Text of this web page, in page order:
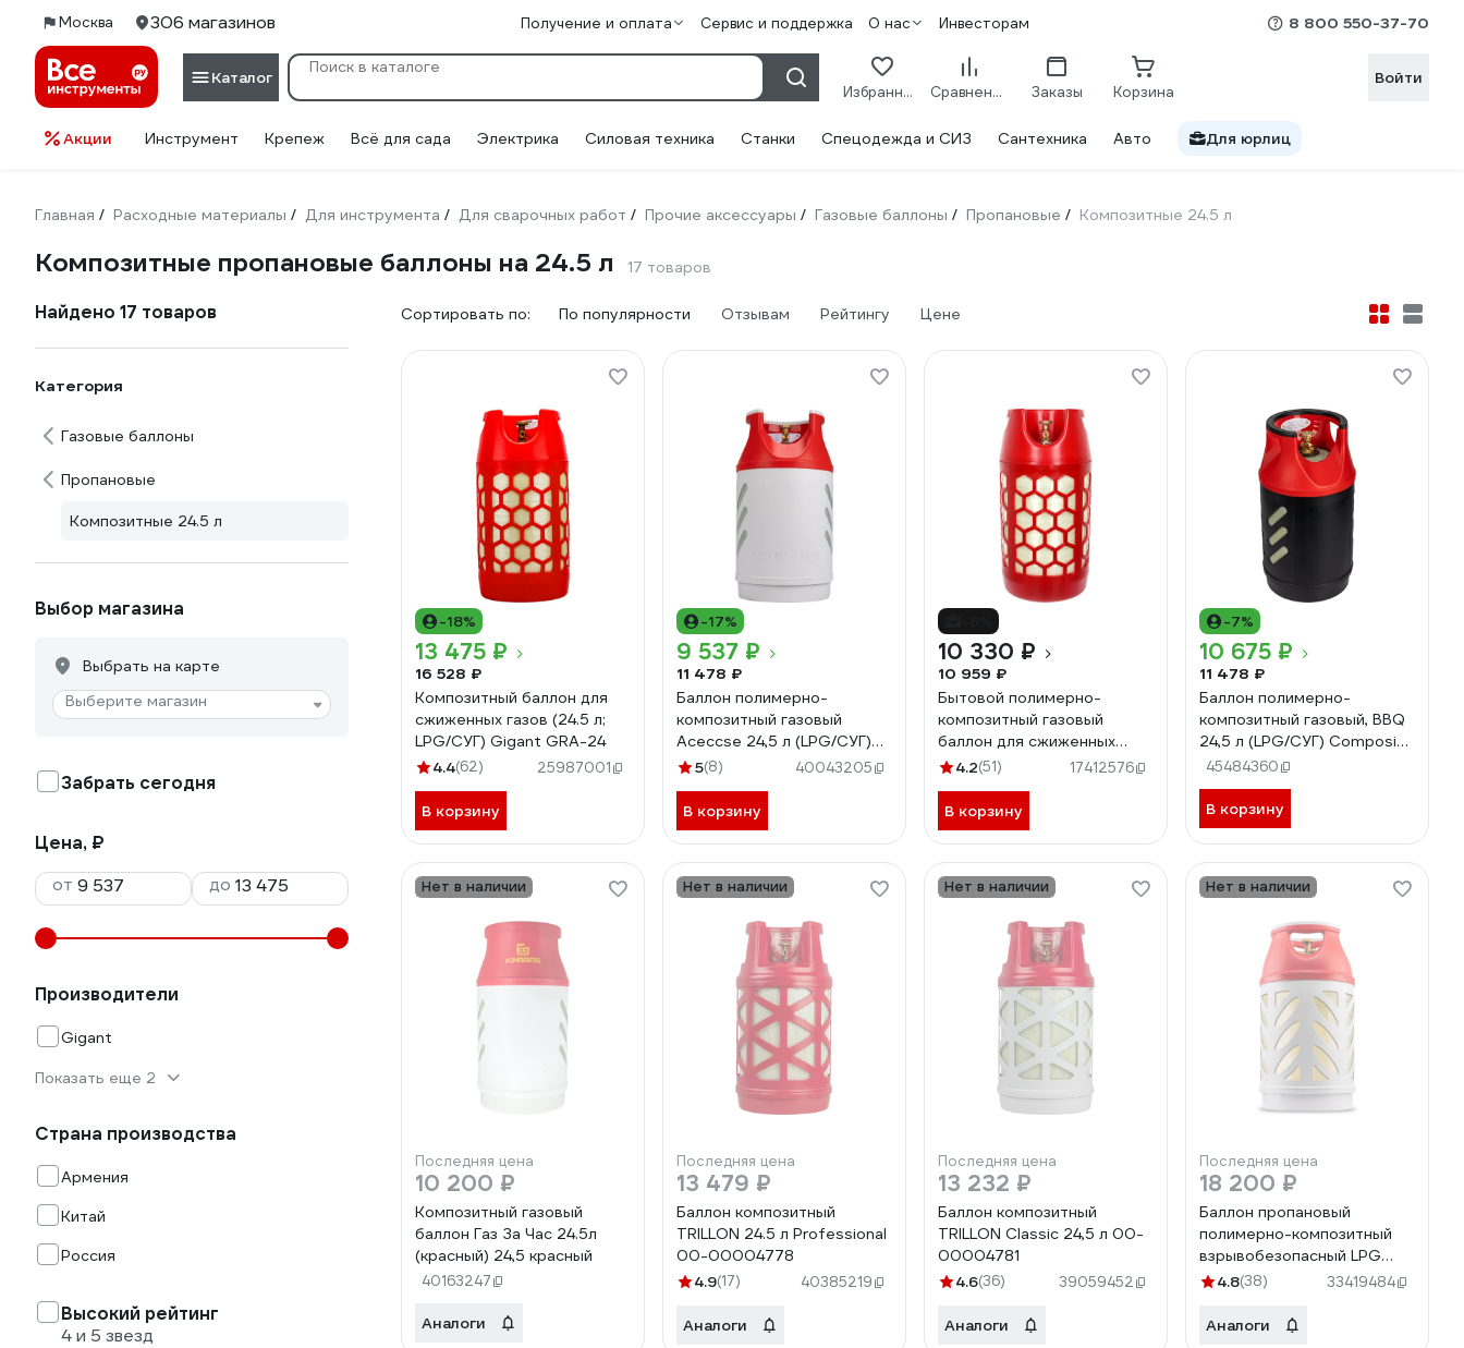
Москва 306 магазинов Получение и оплата Сервис и поддержка О нас Инвесторам 8 800 550-37-70
Каталог
Избранное Сравнение Заказы Корзина
Войти
Акции Инструмент Крепеж Всё для сада Электрика Силовая техника Станки Спецодежда и СИЗ Сантехника Авто Для юрлиц
Главная / Расходные материалы / Для инструмента / Для сварочных работ / Прочие аксессуары / Газовые баллоны / Пропановые / Композитные 24.5 л
Композитные пропановые баллоны на 24.5 л 17 товаров
Найдено 17 товаров
Категория
Газовые баллоны
Пропановые
Композитные 24.5 л
Выбор магазина
Выбрать на карте
Выберите магазин
Забрать сегодня
Цена, ₽
от
до
Производители
Gigant
Показать еще 2
Страна производства
Армения
Китай
Россия
Высокий рейтинг
4 и 5 звезд
Сортировать по: По популярности Отзывам Рейтингу Цене
-18%
13 475 ₽
16 528 ₽
Композитный баллон для
сжиженных газов (24.5 л;
LPG/СУГ) Gigant GRA-24
4.4(62) 25987001
В корзину
-17%
9 537 ₽
11 478 ₽
Баллон полимерно-
композитный газовый
Aceccse 24,5 л (LPG/СУГ)
Composite ACE24.5RW
5(8) 40043205
В корзину
10 330 ₽
10 959 ₽
Бытовой полимерно-
композитный газовый
баллон для сжиженных
газов RSV COMPOSITE 24,5
4.2(51) 17412576
В корзину
-7%
10 675 ₽
11 478 ₽
Баллон полимерно-
композитный газовый, BBQ
24,5 л (LPG/СУГ) Composite
Aceccse ACE24.5BBQ
45484360
В корзину
Нет в наличии
Последняя цена
10 200 ₽
Композитный газовый
баллон Газ За Час 24.5л
(красный) 24,5 красный
40163247
Аналоги
Нет в наличии
Последняя цена
13 479 ₽
Баллон композитный
TRILLON 24.5 л Professional
00-00004778
4.9(17) 40385219
Аналоги
Нет в наличии
Последняя цена
13 232 ₽
Баллон композитный
TRILLON Classic 24,5 л 00-
00004781
4.6(36) 39059452
Аналоги
Нет в наличии
Последняя цена
18 200 ₽
Баллон пропановый
полимерно-композитный
взрывобезопасный LPG
24.5 л Hexagon Ragasco
4.8(38) 33419484
Аналоги